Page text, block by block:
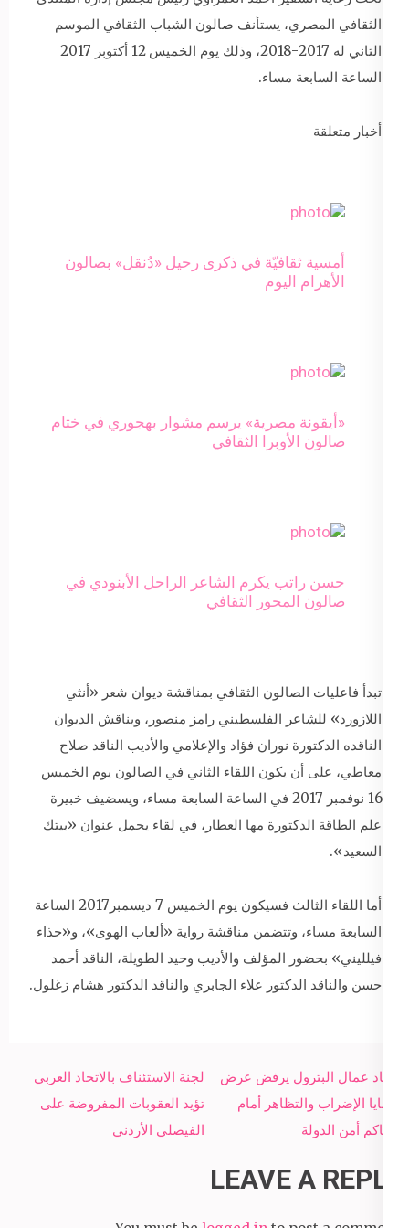
الثقافي المصري، يستأنف صالون الشباب الثقافي الموسم
الثاني له 2017-2018، وذلك يوم الخميس 12 أكتوبر 2017
الساعة السابعة مساء.
أخبار متعلقة
أمسية ثقافيّة في ذكرى رحيل «دُنقل» بصالون
الأهرام اليوم
«أيقونة مصرية» يرسم مشوار بهجوري في ختام
صالون الأوبرا الثقافي
حسن راتب يكرم الشاعر الراحل الأبنودي في
صالون المحور الثقافي
تبدأ فاعليات الصالون الثقافي بمناقشة ديوان شعر «أنثي
اللازورد» للشاعر الفلسطيني رامز منصور، ويناقش الديوان
الناقده الدكتورة نوران فؤاد والإعلامي والأديب الناقد صلاح
معاطي، على أن يكون اللقاء الثاني في الصالون يوم الخميس
16 نوفمبر 2017 في الساعة السابعة مساء، ويسضيف خبيرة
علم الطاقة الدكتورة مها العطار، في لقاء يحمل عنوان «بيتك
السعيد».
أما اللقاء الثالث فسيكون يوم الخميس 7 ديسمبر2017 الساعة
السابعة مساء، وتتضمن مناقشة رواية «ألعاب الهوى»، و«حذاء
فيلليني» بحضور المؤلف والأديب وحيد الطويلة، الناقد أحمد
حسن والناقد الدكتور علاء الجابري والناقد الدكتور هشام زغلول.
Post
navigation
لجنة الاستئناف بالاتحاد العربي
تؤيد العقوبات المفروضة على
الفيصلي الأردني
اتحاد عمال البترول يرفض عرض
قضايا الإضراب والتظاهر أمام
محاكم أمن الدولة
LEAVE A REPLY